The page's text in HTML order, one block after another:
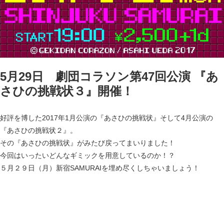
5月29日 劇団コラソン第47回公演 『あ
さひの挑戦状３』開催！
好評を博した2017年1月公演の『あさひの挑戦状』そして4月公演の
『あさひの挑戦状２』。
その『あさひの挑戦状』がみたび戻ってまいりました！
今回はいったいどんなギミックを用意しているのか！？
５月２９日（月）新宿SAMURAIを埋め尽くしちゃいましょう！